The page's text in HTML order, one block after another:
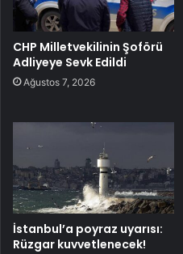
CHP Milletvekilinin Şoförü
Adliyeye Sevk Edildi
Ağustos 7, 2026
İstanbul’a poyraz uyarısı:
Rüzgar kuvvetlenecek!